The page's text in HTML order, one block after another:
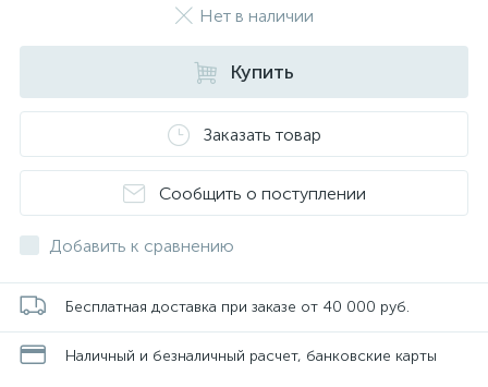
Нет в наличии
Купить
Заказать товар
Сообщить о поступлении
Добавить к сравнению
Бесплатная доставка при заказе от 40 000 руб.
Наличный и безналичный расчет, банковские карты